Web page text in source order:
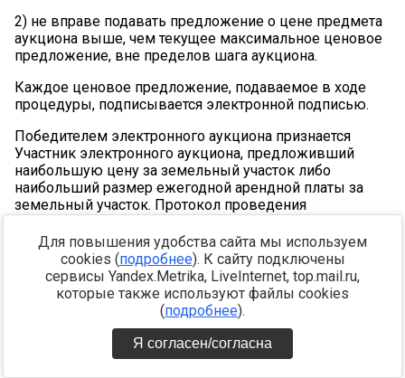
2) не вправе подавать предложение о цене предмета
аукциона выше, чем текущее максимальное ценовое
предложение, вне пределов шага аукциона.
Каждое ценовое предложение, подаваемое в ходе
процедуры, подписывается электронной подписью.
Победителем электронного аукциона признается
Участник электронного аукциона, предложивший
наибольшую цену за земельный участок либо
наибольший размер ежегодной арендной платы за
земельный участок. Протокол проведения
участка) размещается автоматизированной системой
Оператора (АС Оператора) в Открытой и Закрытой
частях АС Оператора в течение 1 (одного) часа после
окончания аукциона (аренда и продажа земельного
участка), и должен содержать адрес электронной
площадки, дата, время начала и окончания
электронного аукциона, начальная цена предмета
аукциона в день проведения электронного аукциона,
Для повышения удобства сайта мы используем
cookies (подробнее). К сайту подключены
сервисы Yandex.Metrika, LiveInternet, top.mail.ru,
которые также используют файлы cookies
(подробнее).
Я согласен/согласна